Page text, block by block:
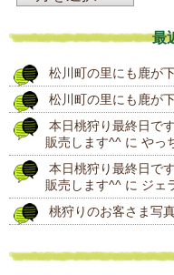
投
稿
最
松川町の里にも鹿が
松川町の里にも鹿が
本日桃狩り最終日で
販売します^^ に やっ
本日桃狩り最終日で
販売します^^ に ジェ
桃狩りのお客さま写真